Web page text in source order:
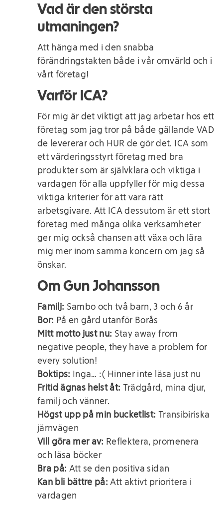
Vad är den största
utmaningen?
Att hänga med i den snabba
förändringstakten både i vår omvärld och i
vårt företag!
Varför ICA?
För mig är det viktigt att jag arbetar hos ett
företag som jag tror på både gällande VAD
de levererar och HUR de gör det. ICA som
ett värderingsstyrt företag med bra
produkter som är självklara och viktiga i
vardagen för alla uppfyller för mig dessa
viktiga kriterier för att vara rätt
arbetsgivare. Att ICA dessutom är ett stort
företag med många olika verksamheter
ger mig också chansen att växa och lära
mig mer inom samma koncern om jag så
önskar.
Om Gun Johansson
Familj: Sambo och två barn, 3 och 6 år
Bor: På en gård utanför Borås
Mitt motto just nu: Stay away from
negative people, they have a problem for
every solution!
Boktips: Inga… :( Hinner inte läsa just nu
Fritid ägnas helst åt: Trädgård, mina djur,
familj och vänner.
Högst upp på min bucketlist: Transibiriska
järnvägen
Vill göra mer av: Reflektera, promenera
och läsa böcker
Bra på: Att se den positiva sidan
Kan bli bättre på: Att aktivt prioritera i
vardagen